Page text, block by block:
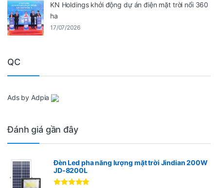
KN Holdings khởi động dự án điện mặt trời nổi 360
ha
17/07/2026
QC
Ads by Adpia
Đánh giá gần đây
Đèn Led pha năng lượng mặt trời Jindian 200W
JD-8200L